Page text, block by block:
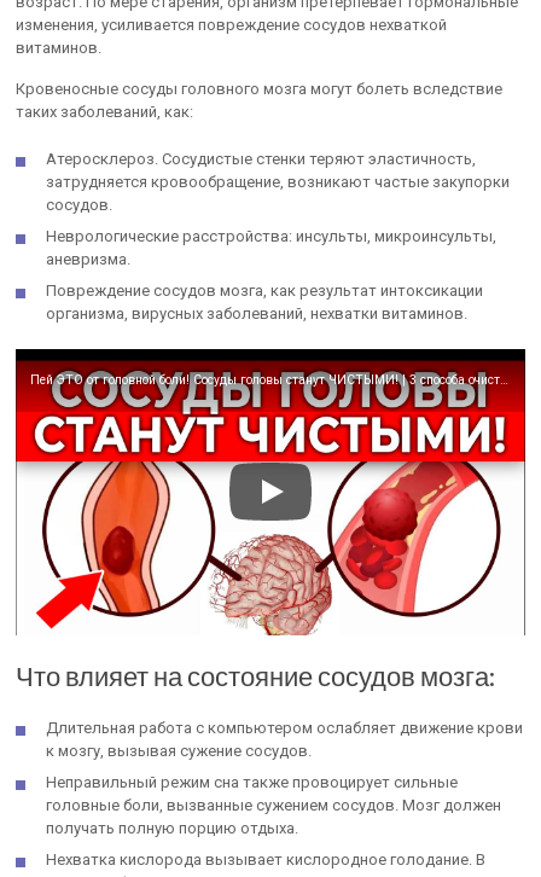
изменения, усиливается повреждение сосудов нехваткой
витаминов.
Кровеносные сосуды головного мозга могут болеть вследствие
таких заболеваний, как:
Атеросклероз. Сосудистые стенки теряют эластичность,
затрудняется кровообращение, возникают частые закупорки
сосудов.
Неврологические расстройства: инсульты, микроинсульты,
аневризма.
Повреждение сосудов мозга, как результат интоксикации
организма, вирусных заболеваний, нехватки витаминов.
Пей ЭТО от головной боли! Сосуды головы станут ЧИСТЫМИ! | 3 способа очистить сосуды
Что влияет на состояние сосудов мозга:
Длительная работа с компьютером ослабляет движение крови
к мозгу, вызывая сужение сосудов.
Неправильный режим сна также провоцирует сильные
головные боли, вызванные сужением сосудов. Мозг должен
получать полную порцию отдыха.
Нехватка кислорода вызывает кислородное голодание. В